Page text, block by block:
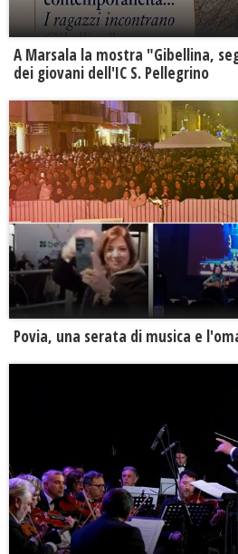
A Marsala la mostra "Gibellina,
dei giovani dell'IC S. Pellegrino
Povia, una serata di musica e